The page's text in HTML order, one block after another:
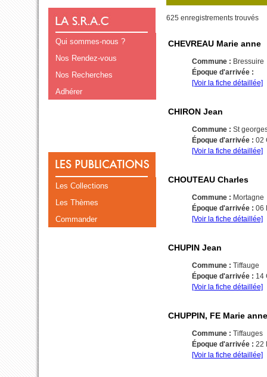
Qui sommes-nous ?
Nos Rendez-vous
Nos Recherches
Adhérer
Les Collections
Les Thèmes
Commander
625 enregistrements trouvés
CHEVREAU Marie anne
Commune : Bressuire
Époque d'arrivée :
[Voir la fiche détaillée]
CHIRON Jean
Commune : St
Époque d'arrivée : 02
[Voir la fiche détaillée]
CHOUTEAU Charles
Commune : Mortagne
Époque d'arrivée : 06
[Voir la fiche détaillée]
CHUPIN Jean
Commune : Tiffauge
Époque d'arrivée : 14
[Voir la fiche détaillée]
CHUPPIN, FE Marie anne
Commune : Tiffauges
Époque d'arrivée : 22
[Voir la fiche détaillée]